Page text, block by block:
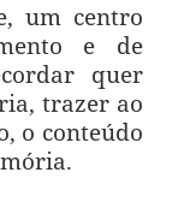
um centro
e de
quer
trazer ao
o conteúdo